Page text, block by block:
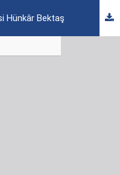
Hünkâr Bektaş